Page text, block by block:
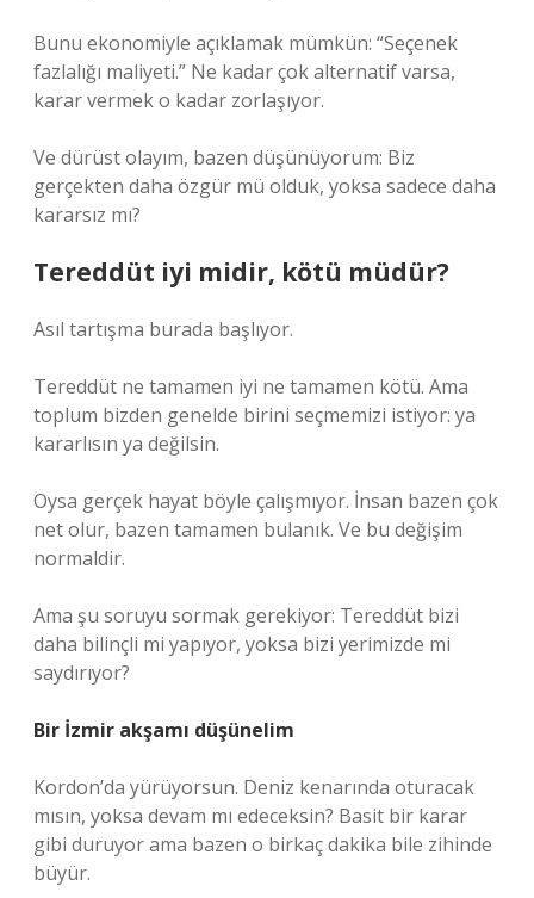
Bunu ekonomiyle açıklamak mümkün: “Seçenek
fazlalığı maliyeti.” Ne kadar çok alternatif varsa,
karar vermek o kadar zorlaşıyor.
Ve dürüst olayım, bazen düşünüyorum: Biz
gerçekten daha özgür mü olduk, yoksa sadece daha
kararsız mı?
Tereddüt iyi midir, kötü müdür?
Asıl tartışma burada başlıyor.
Tereddüt ne tamamen iyi ne tamamen kötü. Ama
toplum bizden genelde birini seçmemizi istiyor: ya
kararlısın ya değilsin.
Oysa gerçek hayat böyle çalışmıyor. İnsan bazen çok
net olur, bazen tamamen bulanık. Ve bu değişim
normaldir.
Ama şu soruyu sormak gerekiyor: Tereddüt bizi
daha bilinçli mi yapıyor, yoksa bizi yerimizde mi
saydırıyor?
Bir İzmir akşamı düşünelim
Kordon’da yürüyorsun. Deniz kenarında oturacak
mısın, yoksa devam mı edeceksin? Basit bir karar
gibi duruyor ama bazen o birkaç dakika bile zihinde
büyür.